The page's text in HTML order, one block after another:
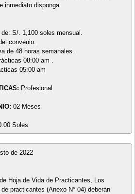
inmediato disponga.
S/. 1,100 soles mensual.
convenio.
de 48 horas semanales.
08:00 am .
05:00 am
Profesional
02 Meses
Soles
de 2022
Hoja de Vida de Practicantes, Los
practicantes (Anexo N° 04) deberán